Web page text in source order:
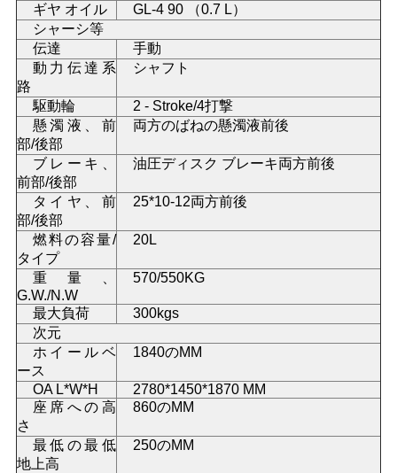
さ
い
地
図
プ
ラ
イ
バ
ー
ポ
リ
ギヤ オイル
GL-4 90 （0.7 L）
シャーシ等
伝達
手動
動力伝達系
路
シャフト
駆動輪
2 - Stroke/4打撃
懸濁液、前
部/後部
両方のばねの懸濁液前後
ブレーキ、
前部/後部
油圧ディスク ブレーキ両方前後
タイヤ、前
部/後部
25*10-12両方前後
燃料の容量/
タイプ
20L
重量、
G.W./N.W
570/550KG
最大負荷
300kgs
次元
ホイールベ
ース
1840のMM
OA L*W*H
2780*1450*1870 MM
座席への高
さ
860のMM
最低の最低
地上高
250のMM